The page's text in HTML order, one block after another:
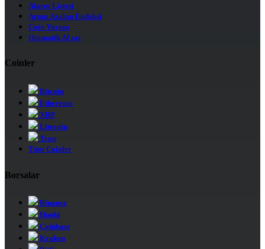
Alarm Listesi
Artan Azalan Endeksi
Coin Yorum
Otomatik Al sat
Coinler
Bitcoin
Ethereum
XRP
Litecoin
Tron
Tüm Coinler
Borsalar
Binance
Huobi
Coinbase
Kraken